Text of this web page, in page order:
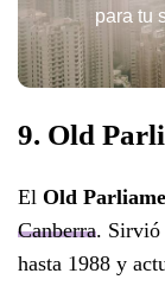
para tu
9. Old
El Old
Canberra. Sirvió
hasta 1988 y